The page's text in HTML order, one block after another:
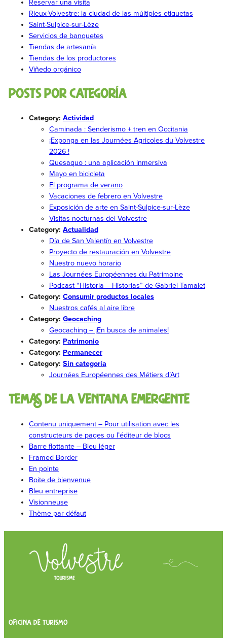
Reservar una visita
Rieux-Volvestre: la ciudad de las múltiples etiquetas
Saint-Sulpice-sur-Lèze
Servicios de banquetes
Tiendas de artesanía
Tiendas de los productores
Viñedo orgánico
Posts por categoría
Category: Actividad
Caminada : Senderismo + tren en Occitania
¡Exponga en las Journées Agricoles du Volvestre
2026 !
Quesaquo : una aplicación inmersiva
Mayo en bicicleta
El programa de verano
Vacaciones de febrero en Volvestre
Exposición de arte en Saint-Sulpice-sur-Lèze
Visitas nocturnas del Volvestre
Category: Actualidad
Día de San Valentín en Volvestre
Proyecto de restauración en Volvestre
Nuestro nuevo horario
Las Journées Européennes du Patrimoine
Podcast “Historia – Historias” de Gabriel Tamalet
Category: Consumir productos locales
Nuestros cafés al aire libre
Category: Geocaching
Geocaching – ¡En busca de animales!
Category: Patrimonio
Category: Permanecer
Category: Sin categoría
Journées Européennes des Métiers d’Art
Temas de la ventana emergente
Contenu uniquement – Pour utilisation avec les
constructeurs de pages ou l’éditeur de blocs
Barre flottante – Bleu léger
Framed Border
En pointe
Boite de bienvenue
Bleu entreprise
Visionneuse
Thème par défaut
OFICINA DE TURISMO